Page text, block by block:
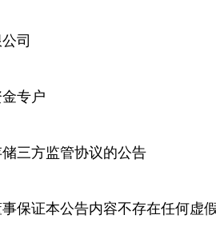
司
专户
三方监管协议的公告
保证本公告内容不存在任何